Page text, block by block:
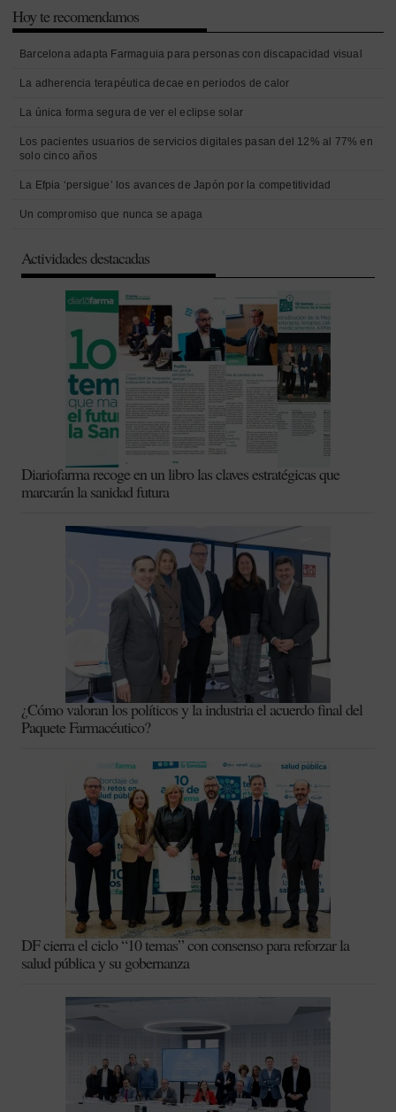
Hoy te recomendamos
Barcelona adapta Farmaguia para personas con discapacidad visual
La adherencia terapéutica decae en periodos de calor
La única forma segura de ver el eclipse solar
Los pacientes usuarios de servicios digitales pasan del 12% al 77% en
solo cinco años
La Efpia ‘persigue’ los avances de Japón por la competitividad
Un compromiso que nunca se apaga
Actividades destacadas
Diariofarma recoge en un libro las claves estratégicas que
marcarán la sanidad futura
¿Cómo valoran los políticos y la industria el acuerdo final del
Paquete Farmacéutico?
DF cierra el ciclo “10 temas” con consenso para reforzar la
salud pública y su gobernanza